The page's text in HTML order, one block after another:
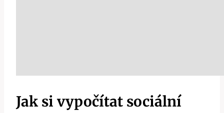
Jak si vypočítat sociální